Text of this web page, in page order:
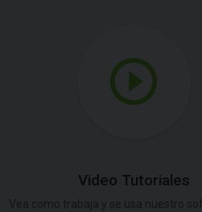
Video Tutoriales